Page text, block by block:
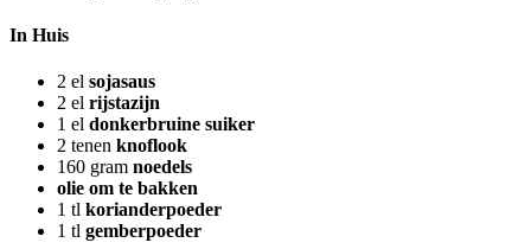
In Huis
2 el sojasaus
2 el rijstazijn
1 el donkerbruine suiker
2 tenen knoflook
160 gram noedels
olie om te bakken
1 tl korianderpoeder
1 tl gemberpoeder